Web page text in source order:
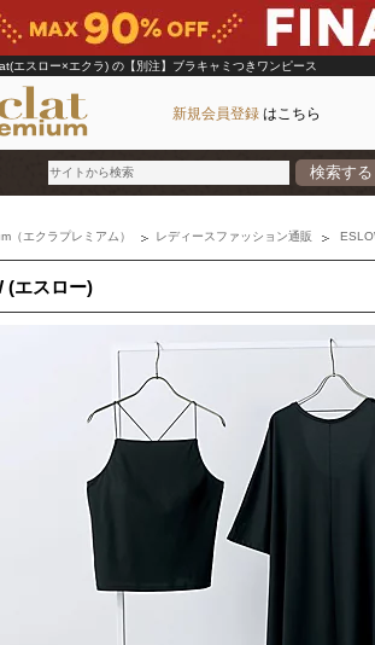
エスロー×エクラ) の【別注】ブラキャミつきワンピース
新規会員登録 はこちら
検索する
ブランド
カテゴリ
お気に入り
ランキング
雑誌･書籍(一緒に買うと送料無料)
定期購読
（エクラプレミアム） レディースファッション通販
(エスロー)